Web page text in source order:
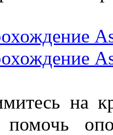
на